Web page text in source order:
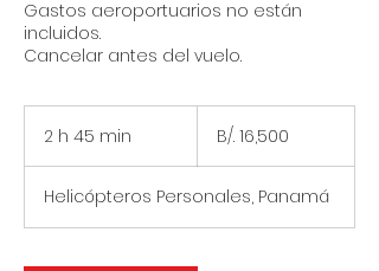
Gastos aeroportuarios no están
incluidos.
Cancelar antes del vuelo.
2 h 45 min
4
5
balboas
panameños
B/. 16,500
Helicópteros Personales, Panamá